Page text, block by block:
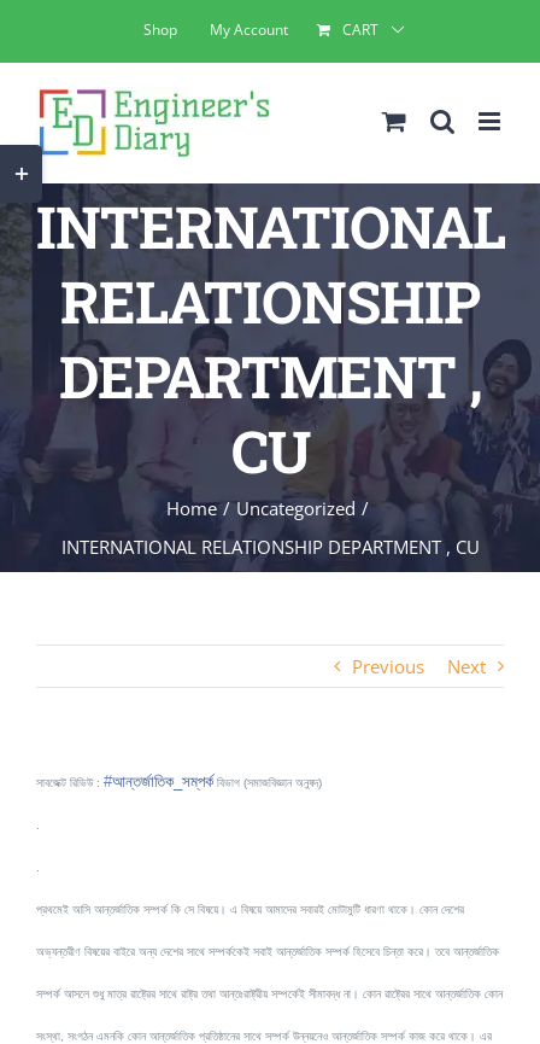
to
content
Shop My Account CART
INTERNATIONAL
RELATIONSHIP
DEPARTMENT ,
CU
Home
Uncategorized
INTERNATIONAL RELATIONSHIP DEPARTMENT , CU
Previous Next
সাবজেক্ট রিভিউ : #আন্তর্জাতিক_সম্পর্ক বিভাগ (সমাজবিজ্ঞান অনুষদ)
প্রথমেই আসি আন্তর্জাতিক সম্পর্ক কি সে বিষয়ে। এ বিষয়ে আমাদের সবারই মোটামুটি ধারণা থাকে। কোন দেশের
অভ্যন্তরীণ বিষয়ের বাইরে অন্য দেশের সাথে সম্পর্ককেই সবাই আন্তর্জাতিক সম্পর্ক হিসেবে চিন্তা করে। তবে আন্তর্জাতিক
সম্পর্ক আসলে শুধু মাত্র রাষ্ট্রের সাথে রাষ্ট্র তথা আন্তঃরাষ্ট্রীয় সম্পর্কেই সীমাবদ্ধ না। কোন রাষ্ট্রের সাথে আন্তর্জাতিক কোন
সংস্থা, সংগঠন এমনকি কোন আন্তর্জাতিক প্রতিষ্ঠানের সাথে সম্পর্ক উন্নয়নেও আন্তর্জাতিক সম্পর্ক কাজ করে থাকে। এর
Toggle
Sliding
Bar
Area